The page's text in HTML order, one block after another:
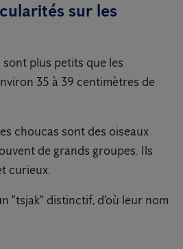
sur les
sont plus petits que les
35 à 39 centimètres de
choucas sont des oiseaux
de grands groupes. Ils
curieux.
"tsjak" distinctif, d'où leur nom